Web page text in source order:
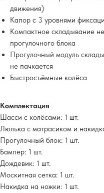
движения)
Капор с 3 уровнями
Компактное складывание
прогулочного блока
Прогулочный модуль
не пачкается
Быстросъёмные колёса
Комплектация
Шасси с колёсами: 1 шт.
Люлька с матрасиком и
Прогулочный блок: 1 шт.
Бампер: 1 шт.
Дождевик: 1 шт.
Москитная сетка: 1 шт.
Накидка на ножки: 1 шт.